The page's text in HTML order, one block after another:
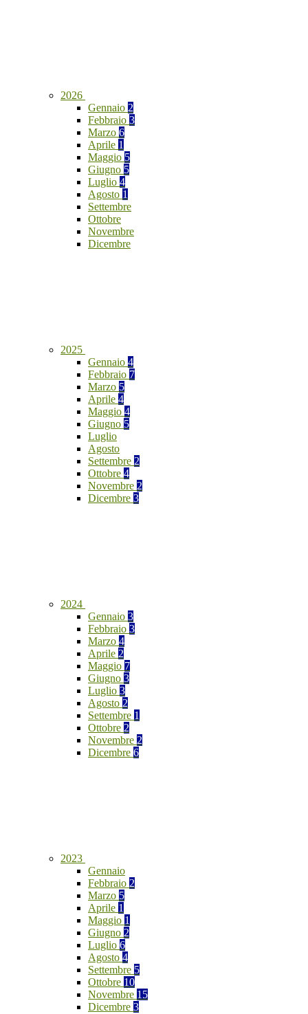
2026
Gennaio 2
Febbraio 3
Marzo 6
Aprile 1
Maggio 5
Giugno 5
Luglio 4
Agosto 1
Settembre
Ottobre
Novembre
Dicembre
2025
Gennaio 4
Febbraio 7
Marzo 5
Aprile 4
Maggio 4
Giugno 5
Luglio
Agosto
Settembre 2
Ottobre 4
Novembre 2
Dicembre 3
2024
Gennaio 3
Febbraio 3
Marzo 4
Aprile 2
Maggio 7
Giugno 3
Luglio 3
Agosto 2
Settembre 1
Ottobre 2
Novembre 2
Dicembre 6
2023
Gennaio
Febbraio 2
Marzo 5
Aprile 1
Maggio 1
Giugno 2
Luglio 6
Agosto 4
Settembre 5
Ottobre 10
Novembre 15
Dicembre 3